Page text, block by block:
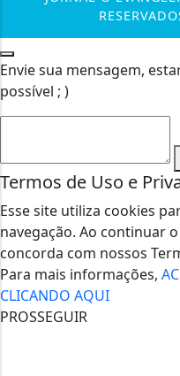
Envie sua mensagem,
possível ; )
Termos de Uso e
Esse site utiliza cookies
navegação. Ao continuar
concorda com nossos
Para mais informações,
CLICANDO AQUI
PROSSEGUIR